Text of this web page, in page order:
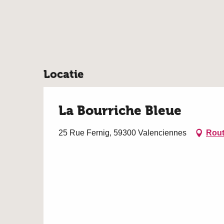
Locatie
La Bourriche Bleue
25 Rue Fernig, 59300 Valenciennes